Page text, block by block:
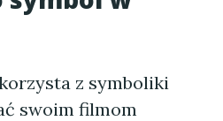
z symboliki
swoim filmom